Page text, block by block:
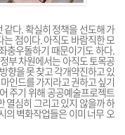
다. 확실히 정책을 선도해 가
점이다. 아직도 바람직한 모
충우돌하기 때문이기도 하다.
부 차원에서는 아직도 토목공
향을 못 찾고 각개약진하고 있
인드를 가지라고 권하고 싶기
주기 위해 공공예술프로젝트
열심히 그리고 있지 않을까 하
의 벽화작업들은 이미 너무 오